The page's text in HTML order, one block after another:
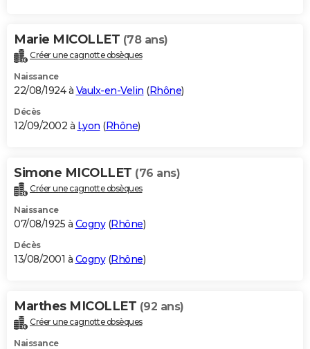
Marie MICOLLET (78 ans)
Créer une cagnotte obsèques
Naissance
22/08/1924 à Vaulx-en-Velin (Rhône)
Décès
12/09/2002 à Lyon (Rhône)
Simone MICOLLET (76 ans)
Créer une cagnotte obsèques
Naissance
07/08/1925 à Cogny(Rhône)
Décès
13/08/2001 à Cogny(Rhône)
Marthes MICOLLET (92 ans)
Créer une cagnotte obsèques
Naissance